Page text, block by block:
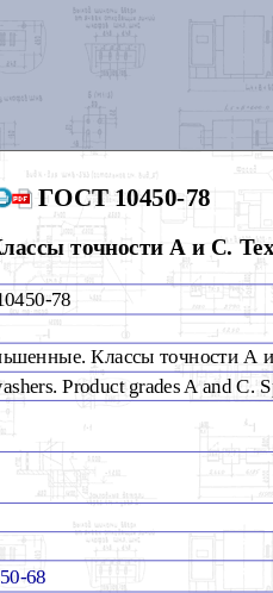
ГОСТ 10450-78
точности А и С.
78
Классы точности А
Product grades A and C.
68